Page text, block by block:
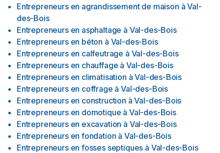
Entrepreneurs en agrandissement de maison à Val-
des-Bois
Entrepreneurs en asphaltage à Val-des-Bois
Entrepreneurs en béton à Val-des-Bois
Entrepreneurs en calfeutrage à Val-des-Bois
Entrepreneurs en chauffage à Val-des-Bois
Entrepreneurs en climatisation à Val-des-Bois
Entrepreneurs en coffrage à Val-des-Bois
Entrepreneurs en construction à Val-des-Bois
Entrepreneurs en domotique à Val-des-Bois
Entrepreneurs en excavation à Val-des-Bois
Entrepreneurs en fondation à Val-des-Bois
Entrepreneurs en fosses septiques à Val-des-Bois